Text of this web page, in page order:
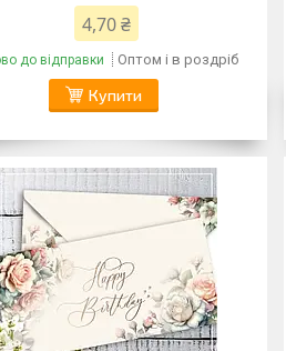
4,70 ₴
до відправки Оптом і в роздріб
Купити